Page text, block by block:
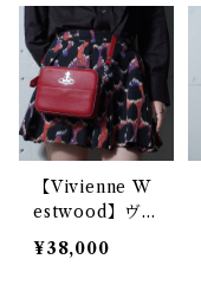
ブロゴシボ加工
レザーショルダ
ーバッグ red
【Vivienne W
estwood】ヴ
ィヴィアンウエ
ストウッド オ
¥38,000